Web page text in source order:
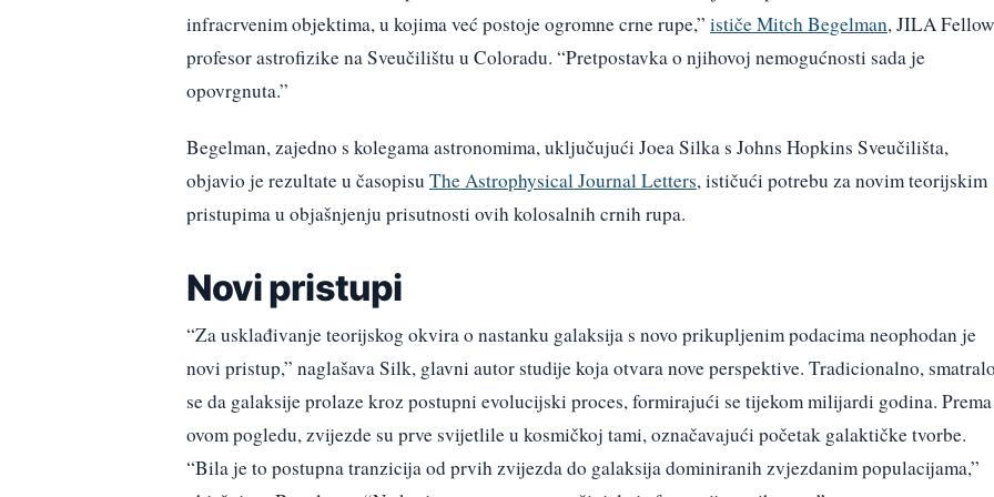
infracrvenim objektima, u kojima već postoje ogromne crne rupe,” ističe Mitch Begelman, JILA
profesor astrofizike na Sveučilištu u Coloradu. “Pretpostavka o njihovoj nemogućnosti sada je
opovrgnuta.”
Begelman, zajedno s kolegama astronomima, uključujući Joea Silka s Johns Hopkins Sveučilišta,
objavio je rezultate u časopisu The Astrophysical Journal Letters, ističući potrebu za novim teorijskim
pristupima u objašnjenju prisutnosti ovih kolosalnih crnih rupa.
Novi pristupi
“Za usklađivanje teorijskog okvira o nastanku galaksija s novo prikupljenim podacima neophodan je
novi pristup,” naglašava Silk, glavni autor studije koja otvara nove perspektive. Tradicionalno,
se da galaksije prolaze kroz postupni evolucijski proces, formirajući se tijekom milijardi godina. Prema
ovom pogledu, zvijezde su prve svijetlile u kosmičkoj tami, označavajući početak galaktičke tvorbe.
“Bila je to postupna tranzicija od prvih zvijezda do galaksija dominiranih zvjezdanim populacijama,”